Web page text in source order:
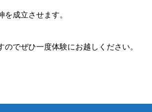
成立させます。
でぜひ一度体験にお越しください。